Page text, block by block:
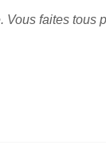
Vous faites tous